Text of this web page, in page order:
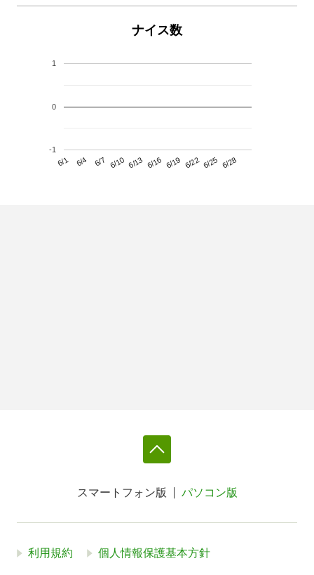
ナイス数
6/1 6/4 6/7 6/10 6/13 6/16 6/19 6/22 6/25 6/28
-1
0
1
スマートフォン版 パソコン版
利用規約 個人情報保護基本方針